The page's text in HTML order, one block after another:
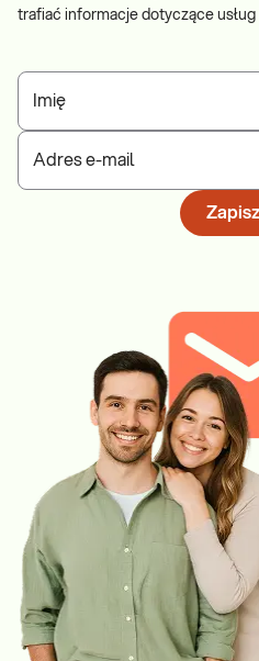
trafiać informacje dotyczące
Imię
Adres e-mail